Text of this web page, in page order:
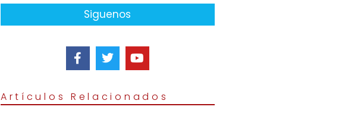
Siguenos
Artículos Relacionados